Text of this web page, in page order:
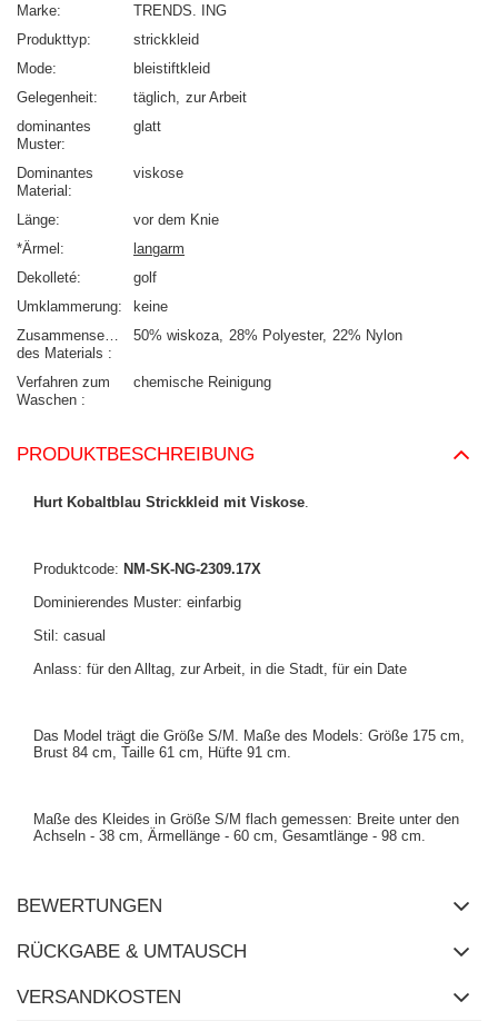
Marke
TRENDS. ING
Produkttyp
strickkleid
Mode
bleistiftkleid
Gelegenheit
täglich zur Arbeit
dominantes
Muster
glatt
Dominantes
Material
viskose
Länge
vor dem Knie
*Ärmel
langarm
Dekolleté
golf
Umklammerung
keine
Zusammensetzung
des Materials
50% wiskoza 28% Polyester 22% Nylon
Verfahren zum
Waschen
chemische Reinigung
PRODUKTBESCHREIBUNG
Hurt Kobaltblau Strickkleid mit Viskose
Produktcode: NM-SK-NG-2309.17X
Dominierendes Muster: einfarbig
Stil: casual
Anlass: für den Alltag, zur Arbeit, in die Stadt, für ein Date
Das Model trägt die Größe S/M. Maße des Models: Größe 175 cm,
Brust 84 cm, Taille 61 cm, Hüfte 91 cm.
Maße des Kleides in Größe S/M flach gemessen: Breite unter den
Achseln - 38 cm, Ärmellänge - 60 cm, Gesamtlänge - 98 cm.
BEWERTUNGEN
RÜCKGABE & UMTAUSCH
VERSANDKOSTEN